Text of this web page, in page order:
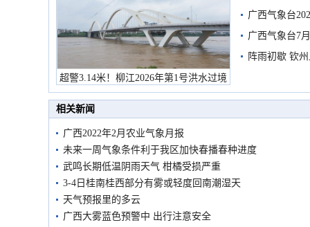
超警3.14米！柳江2026年第1号洪水过境
市民在堤岸见证汛况
广西气象台
预警
广西气象台7
阵雨初歇 钦
相关新闻
广西2022年2月农业气象月报
未来一周气象条件利于我区加快春播春种进度
武鸣长期低温阴雨天气 柑橘受损严重
3-4日桂南桂西部分有雾或轻度回南潮湿天
天气预报里的多云
广西大雾蓝色预警中 出行注意安全